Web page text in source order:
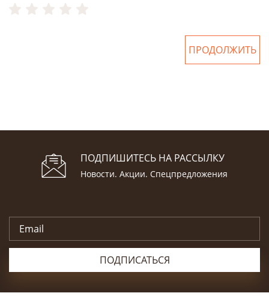
ПРОДОЛЖИТЬ
ПОДПИШИТЕСЬ НА РАССЫЛКУ
Новости. Акции. Спецпредложения
ПОДПИСАТЬСЯ